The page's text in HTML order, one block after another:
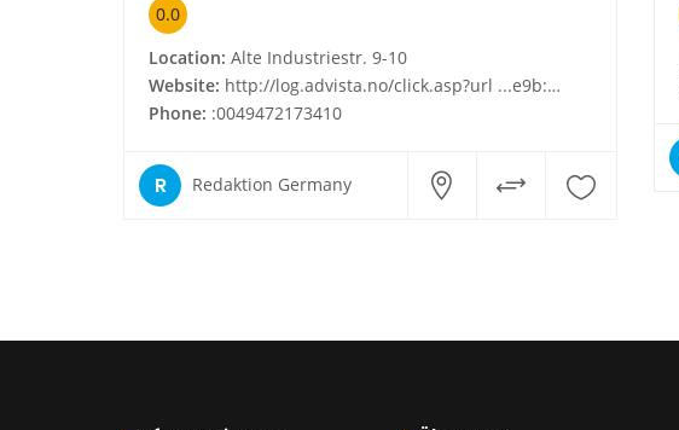
0.0
Location: Alte Industriestr. 9-10
Website: http://log.advista.no/click.asp?url ...e9b:9z5btegh&id 12189588325654710&type infoside_link&cnt de
Phone: :0049472173410
R Redaktion Germany